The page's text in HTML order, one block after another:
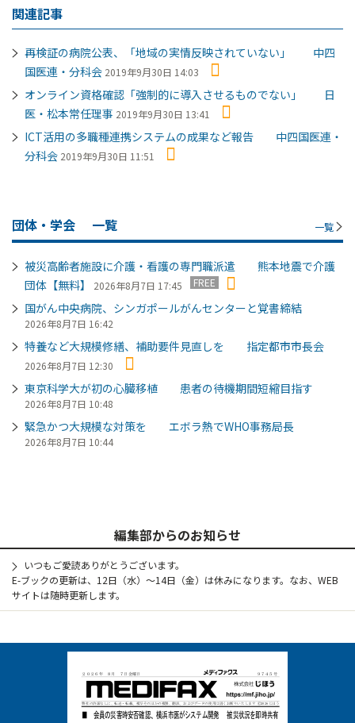
関連記事
再検証の病院公表、「地域の実情反映されていない」 中四
国医連・分科会 2019年9月30日 14:03
オンライン資格確認「強制的に導入させるものでない」 日
医・松本常任理事 2019年9月30日 13:41
ICT活用の多職種連携システムの成果など報告 中四国医連・
分科会 2019年9月30日 11:51
団体・学会 一覧 一覧
被災高齢者施設に介護・看護の専門職派遣 熊本地震で介護
団体【無料】
2026年8月7日 17:45 FREE
国がん中央病院、シンガポールがんセンターと覚書締結
2026年8月7日 16:42
特養など大規模修繕、補助要件見直しを 指定都市市長会
2026年8月7日 12:30
東京科学大が初の心臓移植 患者の待機期間短縮目指す
2026年8月7日 10:48
緊急かつ大規模な対策を エボラ熱でWHO事務局長
2026年8月7日 10:44
編集部からのお知らせ
いつもご愛読ありがとうございます。
E-ブックの更新は、12日（水）～14日（金）は休みになります。なお、WEB
サイトは随時更新します。